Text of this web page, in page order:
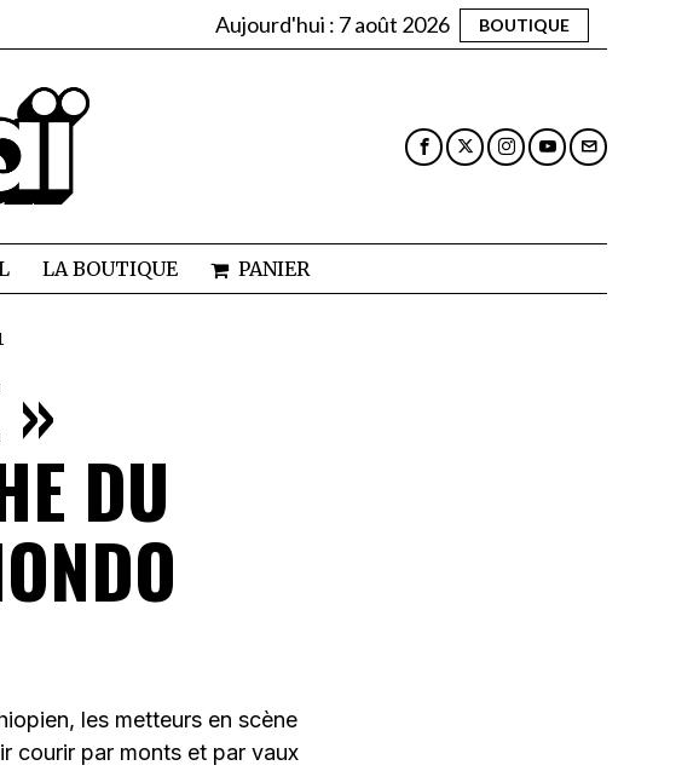
Aujourd'hui : 7 août 2026 BOUTIQUE
LA BOUTIQUE PANIER
DU
les metteurs en scène
courir par monts et par vaux